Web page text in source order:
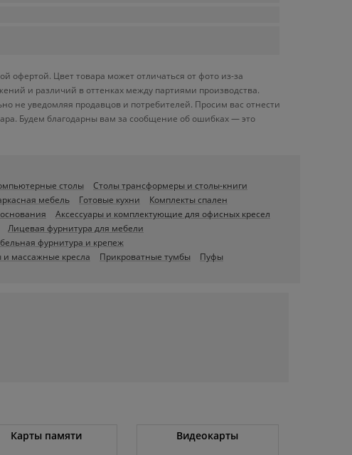
офертой. Цвет товара может отличаться от фото из-за
и различий в оттенках между партиями производства.
не уведомляя продавцов и потребителей. Просим вас отнестись
Будем благодарны вам за сообщение об ошибках — это
столы
Столы трансформеры и столы-книги
мебель Готовые кухни
Комплекты спален
Аксессуары и комплектующие для офисных кресел
Лицевая фурнитура для мебели
фурнитура и крепеж
массажные кресла Прикроватные тумбы
Пуфы
Карты памяти Видеокарты